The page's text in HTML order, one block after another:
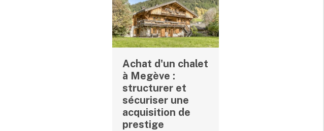
Achat d'un chalet
à Megève :
structurer et
sécuriser une
acquisition de
prestige